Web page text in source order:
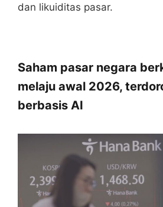
dan likuiditas pasar.
Saham pasar negara
melaju awal 2026,
berbasis AI